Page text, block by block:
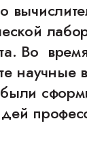
Во
научные